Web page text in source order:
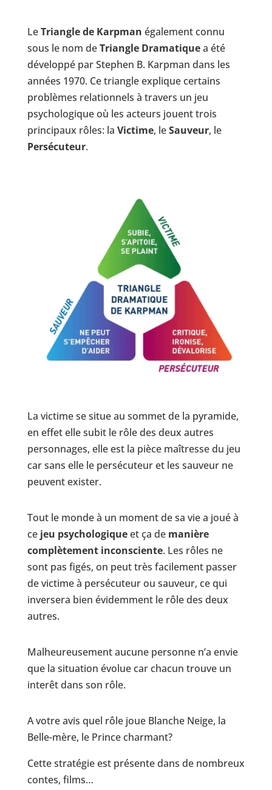
LeTriangle de Karpman également connu
sous le nom deTriangle Dramatiquea été
développé par Stephen B. Karpman dans les
années 1970. Ce triangle explique certains
problèmes relationnels à travers un jeu
psychologique où les acteurs jouent trois
principaux rôles: la Victime, leSauveur, le
Persécuteur.
La victime se situe au sommet de la pyramide,
en effet elle subit le rôle des deux autres
personnages, elle est la pièce maîtresse du jeu
car sans elle le persécuteur et les sauveur ne
peuvent exister.
Tout le monde à un moment de sa vie a joué à
ce jeu psychologiqueet ça de manière
complètement inconsciente. Les rôles ne
sont pas figés, on peut très facilement passer
de victime à persécuteur ou sauveur, ce qui
inversera bien évidemment le rôle des deux
autres.
Malheureusement aucune personne n’a envie
que la situation évolue car chacun trouve un
interêt dans son rôle.
A votre avis quel rôle joue Blanche Neige, la
Belle-mère, le Prince charmant?
Cette stratégie est présente dans de nombreux
contes, films…